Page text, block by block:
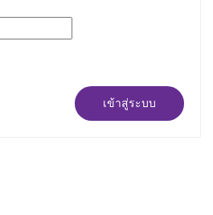
เข้าสู่ระบบ